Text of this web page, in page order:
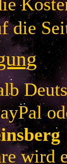
die
wird